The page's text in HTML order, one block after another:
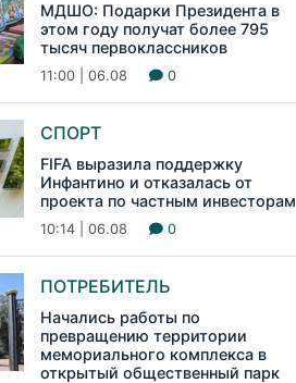
МДШО: Подарки Президента в
этом году получат более 795
тысяч первоклассников
11:00 | 06.08 0
СПОРТ
FIFA выразила поддержку
Инфантино и отказалась от
проекта по частным инвесторам
10:14 | 06.08 0
ПОТРЕБИТЕЛЬ
Начались работы по
превращению территории
мемориального комплекса в
открытый общественный парк